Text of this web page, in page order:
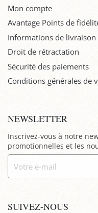
Mon compte
Avantage Points de
Informations de livraison
Droit de rétractation
Sécurité des paiements
Conditions générales de
NEWSLETTER
Inscrivez-vous à notre
promotionnelles et les
SUIVEZ-NOUS